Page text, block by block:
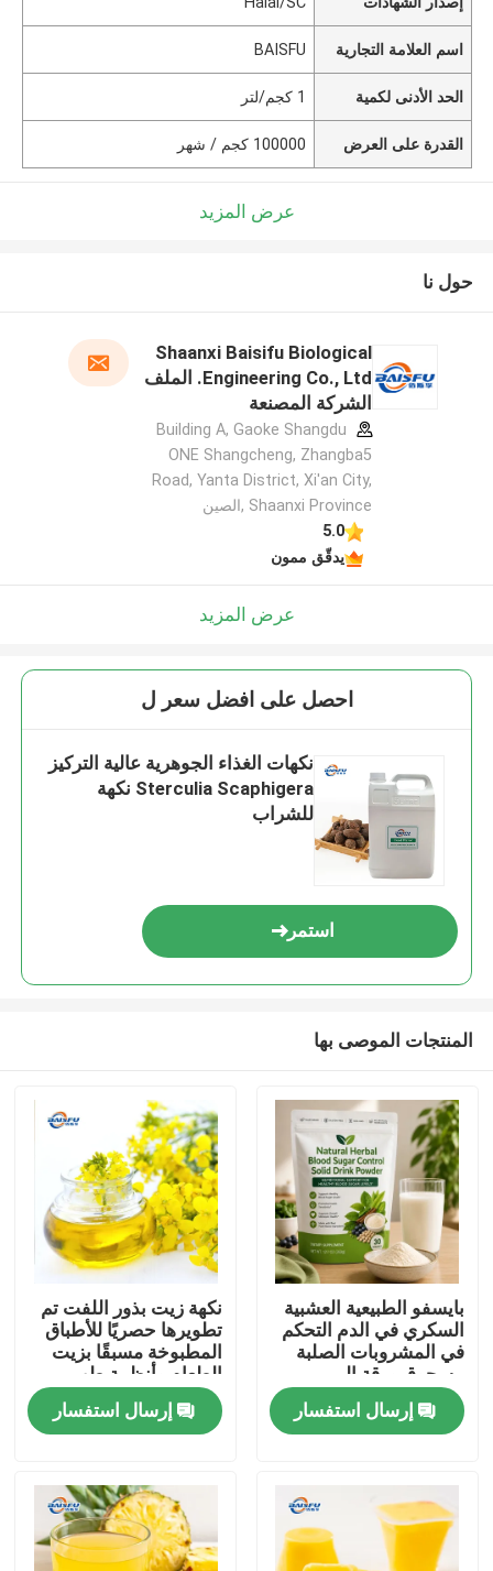
المنزل
فيديوهات
اسم العلامة التجارية BAISFU
الحد الأدنى لكمية 1 كجم/لتر
القدرة على العرض 100000 كجم / شهر
عرض المزيد
حول نا
Shaanxi Baisifu Biological
Engineering Co., Ltd. الملف
الشركة المصنعة
Building A, Gaoke Shangdu
ONE Shangcheng, Zhangba5
Road, Yanta District, Xi'an City,
Shaanxi Province ,الصين
5.0
يدقّق ممون
عرض المزيد
احصل على افضل سعر ل
نكهات الغذاء الجوهرية عالية التركيز
Sterculia Scaphigera نكهة
للشراب
استمر
المنتجات الموصى بها
بايسفو الطبيعية العشبية
السكري في الدم التحكم
في المشروبات الصلبة
مسحوق ورقة المربى
جذر كودزو الجينسنغ
جوجي التوت بذور كاسيا
لدعم الجلوكوز الصحية
إرسال استفسار
نكهة زيت بذور اللفت تم
تطويرها حصريًا للأطباق
المطبوخة مسبقًا بزيت
الطعام وأنظمة طهي
الطعام الصينية
إرسال استفسار